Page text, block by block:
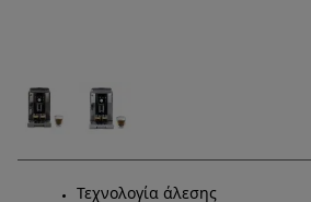
Τεχνολογία άλεσης